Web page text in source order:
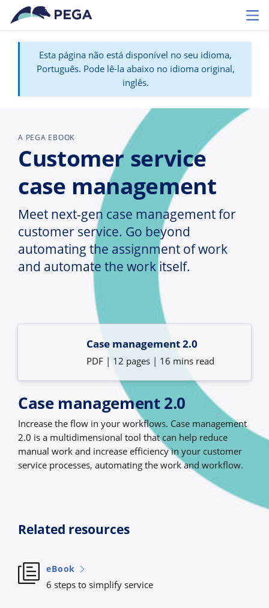
Pular para o conteúdo principal
Esta página não está disponível no seu idioma,
Português. Pode lê-la abaixo no idioma original,
inglês.
A PEGA EBOOK
Customer service
case management
Meet next-gen case management for
customer service. Go beyond
automating the assignment of work
and automate the work itself.
Case management 2.0
PDF | 12 pages | 16 mins read
Case management 2.0
Increase the flow in your workflows. Case management
2.0 is a multidimensional tool that can help reduce
manual work and increase efficiency in your customer
service processes, automating the work and workflow.
Related resources
eBook
6 steps to simplify service